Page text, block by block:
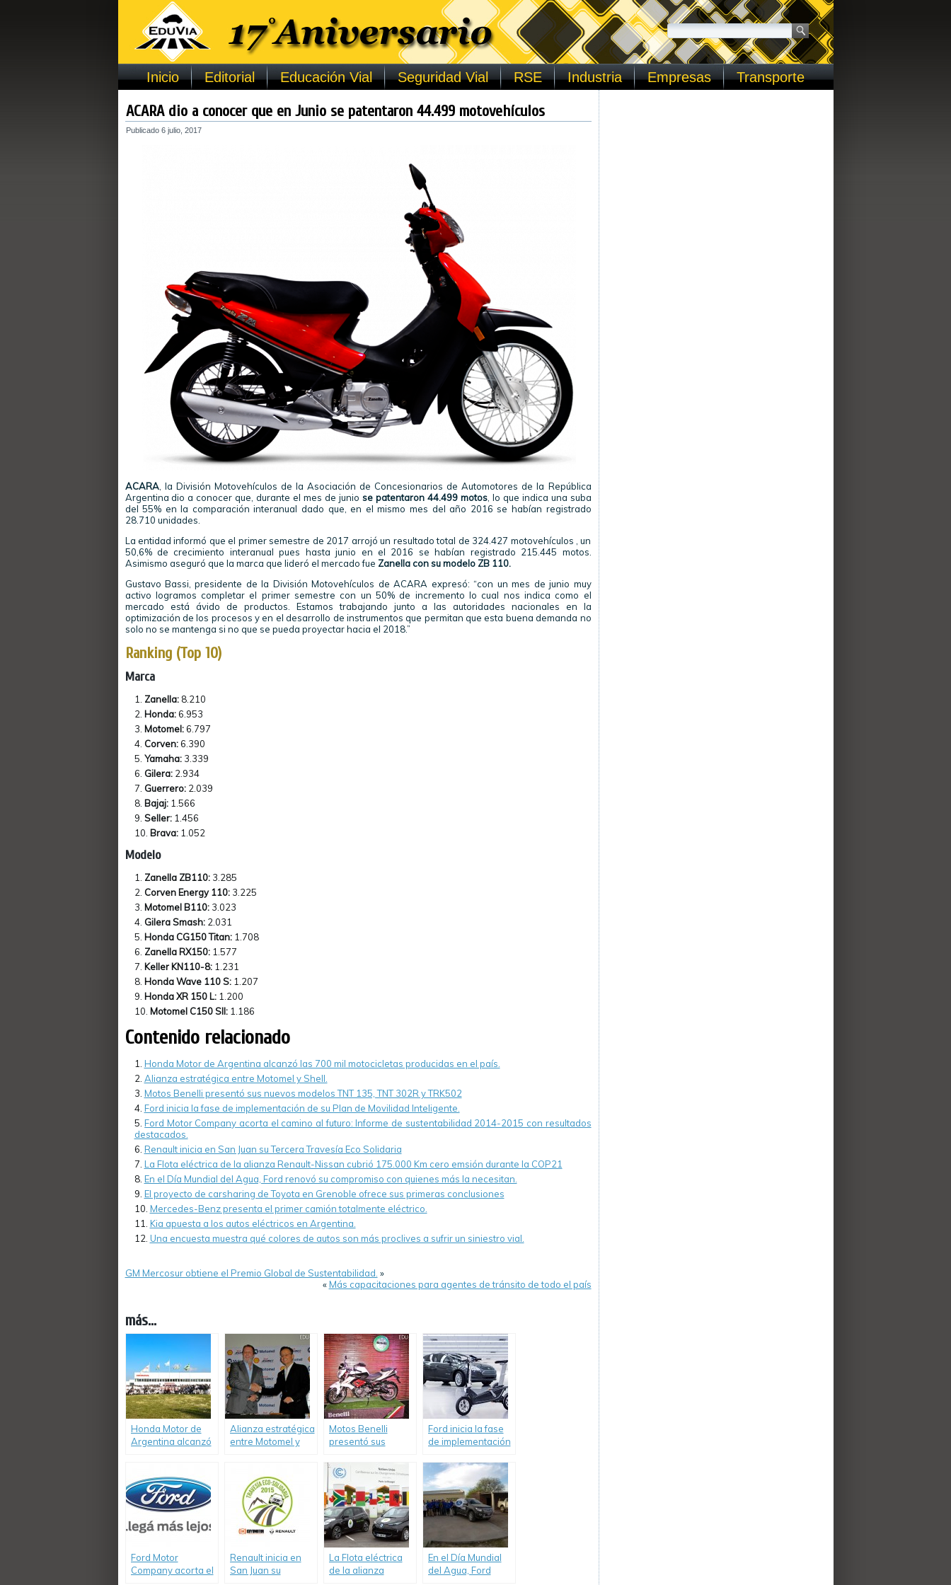
Inicio Editorial Educación Vial Seguridad Vial RSE Industria Empresas Transporte
ACARA dio a conocer que en Junio se patentaron 44.499 motovehículos
Publicado 6 julio, 2017
ACARA, la División Motovehículos de la Asociación de Concesionarios de Automotores de la República
Argentina dio a conocer que, durante el mes de junio se patentaron 44.499 motos, lo que indica una suba
del 55% en la comparación interanual dado que, en el mismo mes del año 2016 se habían registrado
28.710 unidades.
La entidad informó que el primer semestre de 2017 arrojó un resultado total de 324.427 motovehículos , un
50,6% de crecimiento interanual pues hasta junio en el 2016 se habían registrado 215.445 motos.
Asimismo aseguró que la marca que lideró el mercado fue Zanella con su modelo ZB 110.
Gustavo Bassi, presidente de la División Motovehículos de ACARA expresó: “con un mes de junio muy
activo logramos completar el primer semestre con un 50% de incremento lo cual nos indica como el
mercado está ávido de productos. Estamos trabajando junto a las autoridades nacionales en la
optimización de los procesos y en el desarrollo de instrumentos que permitan que esta buena demanda no
solo no se mantenga si no que se pueda proyectar hacia el 2018.”
Ranking (Top 10)
Marca
Zanella:8.210
Honda:6.953
Motomel:6.797
Corven:6.390
Yamaha:3.339
Gilera: 2.934
Guerrero:2.039
Bajaj:1.566
Seller:1.456
Brava:1.052
Modelo
Zanella ZB110:3.285
Corven Energy 110:3.225
Motomel B110:3.023
Gilera Smash:2.031
Honda CG150 Titan:1.708
Zanella RX150:1.577
Keller KN110-8:1.231
Honda Wave 110 S:1.207
Honda XR 150 L:1.200
Motomel C150 SII:1.186
Contenido relacionado
Honda Motor de Argentina alcanzó las 700 mil motocicletas producidas en el país.
Alianza estratégica entre Motomel y Shell.
Motos Benelli presentó sus nuevos modelos TNT 135, TNT 302R y TRK502
Ford inicia la fase de implementación de su Plan de Movilidad Inteligente.
Ford Motor Company acorta el camino al futuro: Informe de sustentabilidad 2014-2015 con resultados
destacados.
Renault inicia en San Juan su Tercera Travesía Eco Solidaria
La Flota eléctrica de la alianza Renault-Nissan cubrió 175.000 Km cero emsión durante la COP21
En el Día Mundial del Agua, Ford renovó su compromiso con quienes más la necesitan.
El proyecto de carsharing de Toyota en Grenoble ofrece sus primeras conclusiones
Mercedes-Benz presenta el primer camión totalmente eléctrico.
Kia apuesta a los autos eléctricos en Argentina.
Una encuesta muestra qué colores de autos son más proclives a sufrir un siniestro vial.
GM Mercosur obtiene el Premio Global de Sustentabilidad. »
«Más capacitaciones para agentes de tránsito de todo el país
más...
Honda Motor de
Argentina alcanzó
producidas en el
país.
Alianza estratégica
entre Motomel y
Motos Benelli
presentó sus
TNT 135, TNT 302R
y TRK502
Ford inicia la fase
de implementación
Movilidad
Inteligente.
Ford Motor
Company acorta el
Renault inicia en
San Juan su
La Flota eléctrica
de la alianza
En el Día Mundial
del Agua, Ford